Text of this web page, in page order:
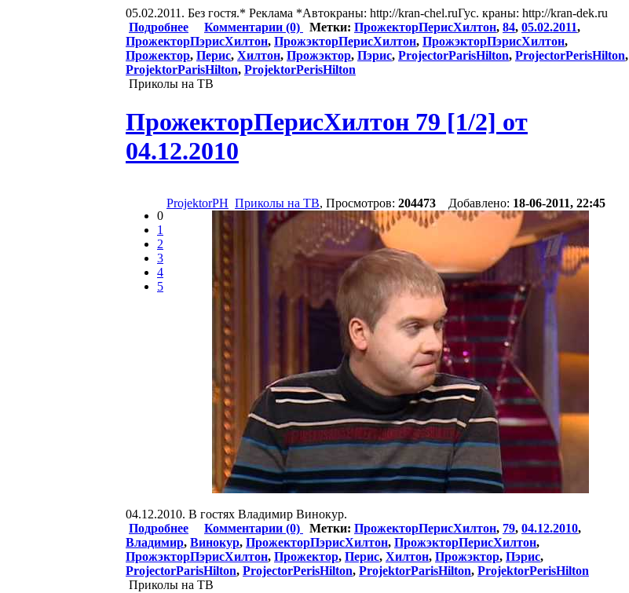
05.02.2011. Без гостя.* Реклама *Автокраны: http://kran-chel.ruГус. краны: http://kran-dek.ru
Подробнее
Комментарии (0) Метки: ПрожекторПерисХилтон, 84, 05.02.2011,
ПрожекторПэрисХилтон, ПрожэкторПерисХилтон, ПрожэкторПэрисХилтон,
Прожектор, Перис, Хилтон, Прожэктор, Пэрис, ProjectorParisHilton, ProjectorPerisHilton,
ProjektorParisHilton, ProjektorPerisHilton
Приколы на ТВ
ПрожекторПерисХилтон 79 [1/2] от
04.12.2010
0
1
2
3
4
5
ProjektorPH Приколы на ТВ, Просмотров: 204473 Добавлено: 18-06-2011, 22:45
04.12.2010. В гостях Владимир Винокур.
Подробнее
Комментарии (0) Метки: ПрожекторПерисХилтон, 79, 04.12.2010,
Владимир, Винокур, ПрожекторПэрисХилтон, ПрожэкторПерисХилтон,
ПрожэкторПэрисХилтон, Прожектор, Перис, Хилтон, Прожэктор, Пэрис,
ProjectorParisHilton, ProjectorPerisHilton, ProjektorParisHilton, ProjektorPerisHilton
Приколы на ТВ